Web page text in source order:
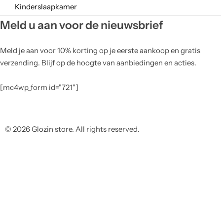
Kinderslaapkamer
Meld u aan voor de nieuwsbrief
Meld je aan voor 10% korting op je eerste aankoop en gratis
verzending. Blijf op de hoogte van aanbiedingen en acties.
[mc4wp_form id="721"]
© 2026 Glozin store. All rights reserved.